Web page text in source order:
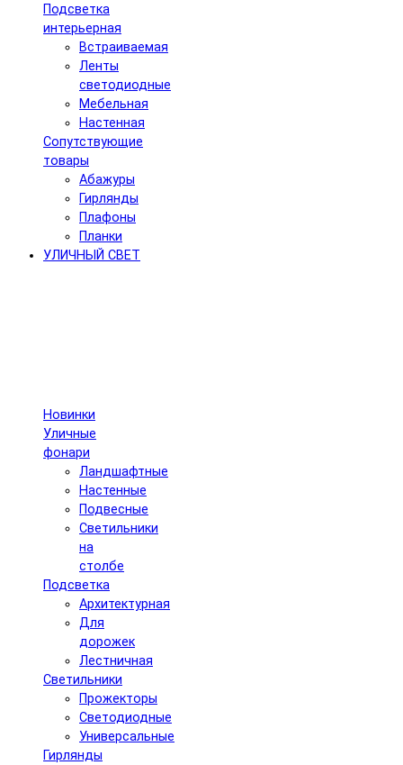
Подсветка
интерьерная
Встраиваемая
Ленты
светодиодные
Мебельная
Настенная
Сопутствующие
товары
Абажуры
Гирлянды
Плафоны
Планки
УЛИЧНЫЙ СВЕТ
Новинки
Уличные
фонари
Ландшафтные
Настенные
Подвесные
Светильники
на
столбе
Подсветка
Архитектурная
Для
дорожек
Лестничная
Светильники
Прожекторы
Светодиодные
Универсальные
Гирлянды